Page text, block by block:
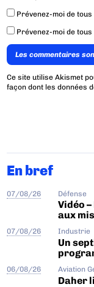
Prévenez-moi de
Prévenez-moi de
Les commentaires
Ce site utilise Akismet
façon dont les données
En bref
07/08/26 Défense
Vidéo
aux
07/08/26 Industrie
Un
06/08/26 Aviation
Daher